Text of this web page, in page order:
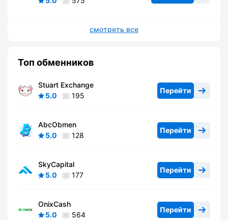
смотреть все
Топ обменников
Stuart Exchange
5.0
195
Перейти
AbcObmen
5.0
128
Перейти
SkyCapital
5.0
177
Перейти
OnixCash
5.0
564
Перейти